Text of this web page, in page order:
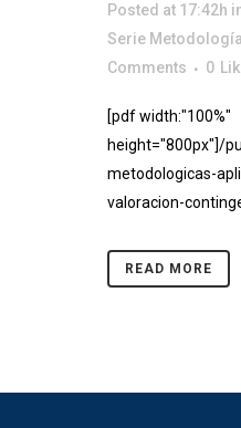
Posted at 17:42h
Serie
Comments
0
[pdf width:"100%"
height="800px"]/
metodologicas-
valoracion-
READ MORE